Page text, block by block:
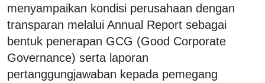
menyampaikan kondisi perusahaan dengan
transparan melalui Annual Report sebagai
bentuk penerapan GCG (Good Corporate
Governance) serta laporan
pertanggungjawaban kepada pemegang